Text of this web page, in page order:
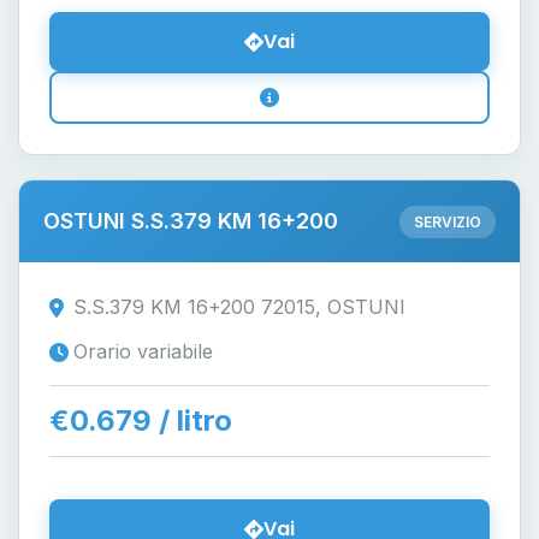
Vai
OSTUNI S.S.379 KM 16+200 SERVIZIO
S.S.379 KM 16+200 72015, OSTUNI
Orario variabile
€0.679 / litro
Vai